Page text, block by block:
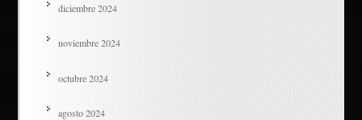
diciembre 2024
noviembre 2024
octubre 2024
agosto 2024